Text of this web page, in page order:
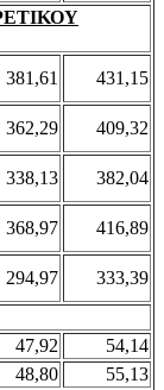
381,61
431,15
362,29
409,32
338,13
382,04
368,97
416,89
294,97
333,39
47,92
54,14
48,80
55,13